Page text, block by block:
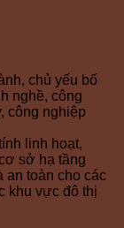
chủ yếu bố
nghề, công
công nghiệp
linh hoạt,
sở hạ tầng
an toàn cho các
khu vực đô thị